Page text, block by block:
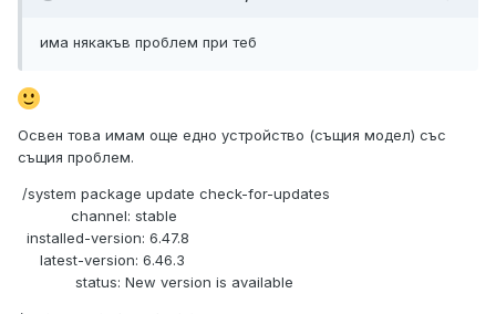
има някакъв проблем при теб
Освен това имам още едно устройство (същия модел) със
същия проблем.
/system package update check-for-updates
channel: stable
installed-version: 6.47.8
latest-version: 6.46.3
status: New version is available